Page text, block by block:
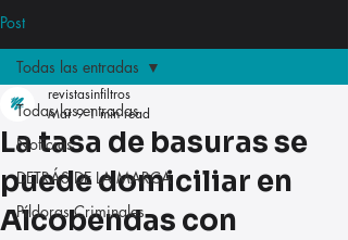
Post
Todas las entradas
Noticias
DETRÁS DE LA MARCA
Píldoras Criminales
Todas las entradas
La tasa de basuras se
puede domiciliar en
Alcobendas con
revistasinfiltros
Mar 9 1 min read